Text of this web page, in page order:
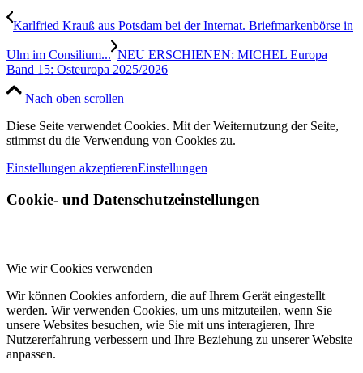
Karlfried Krauß aus Potsdam bei der Internat. Briefmarkenbörse in
Ulm im Consilium... NEU ERSCHIENEN: MICHEL Europa
Band 15: Osteuropa 2025/2026
Nach oben scrollen
Diese Seite verwendet Cookies. Mit der Weiternutzung der Seite,
stimmst du die Verwendung von Cookies zu.
Einstellungen akzeptierenEinstellungen
Cookie- und Datenschutzeinstellungen
Wie wir Cookies verwenden
Wir können Cookies anfordern, die auf Ihrem Gerät eingestellt
werden. Wir verwenden Cookies, um uns mitzuteilen, wenn Sie
unsere Websites besuchen, wie Sie mit uns interagieren, Ihre
Nutzererfahrung verbessern und Ihre Beziehung zu unserer Website
anpassen.